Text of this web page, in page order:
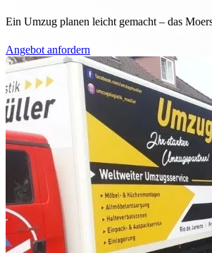
Ein Umzug planen leicht gemacht – das
Angebot anfordern